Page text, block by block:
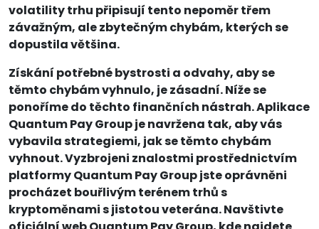
volatility trhu připisují tento nepoměr třem
závažným, ale zbytečným chybám, kterých se
dopustila většina.
Získání potřebné bystrosti a odvahy, aby se
těmto chybám vyhnulo, je zásadní. Níže se
ponoříme do těchto finančních nástrah. Aplikace
Quantum Pay Group je navržena tak, aby vás
vybavila strategiemi, jak se těmto chybám
vyhnout. Vyzbrojeni znalostmi prostřednictvím
platformy Quantum Pay Group jste oprávněni
procházet bouřlivým terénem trhů s
kryptoměnami s jistotou veterána. Navštivte